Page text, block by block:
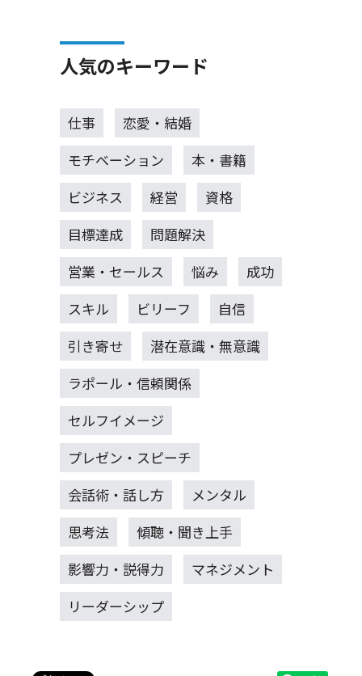
人気のキーワード
仕事
恋愛・結婚
モチベーション
本・書籍
ビジネス
経営
資格
目標達成
問題解決
営業・セールス
悩み
成功
スキル
ビリーフ
自信
引き寄せ
潜在意識・無意識
ラポール・信頼関係
セルフイメージ
プレゼン・スピーチ
会話術・話し方
メンタル
思考法
傾聴・聞き上手
影響力・説得力
マネジメント
リーダーシップ